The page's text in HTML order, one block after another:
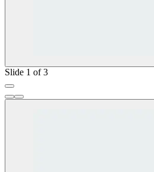
Slide 1 of 3